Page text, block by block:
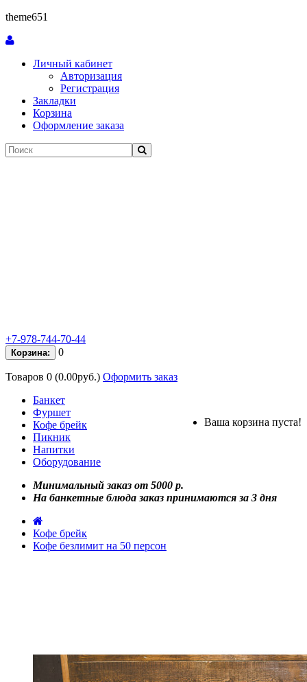
theme651
Личный кабинет
Авторизация
Регистрация
Закладки
Корзина
Оформление заказа
+7-978-744-70-44
Корзина: 0
Товаров 0 (0.00руб.) Оформить заказ
Ваша корзина пуста!
Банкет
Фуршет
Кофе брейк
Пикник
Напитки
Оборудование
Минимальный заказ от 5000 р.
На банкетные блюда заказ принимаются за 3 дня
Кофе брейк
Кофе безлимит на 50 персон